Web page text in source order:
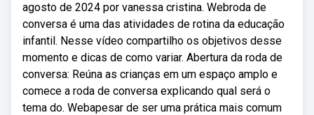
agosto de 2024 por vanessa cristina. Webroda de
conversa é uma das atividades de rotina da educação
infantil. Nesse vídeo compartilho os objetivos desse
momento e dicas de como variar. Abertura da roda de
conversa: Reúna as crianças em um espaço amplo e
comece a roda de conversa explicando qual será o
tema do. Webapesar de ser uma prática mais comum